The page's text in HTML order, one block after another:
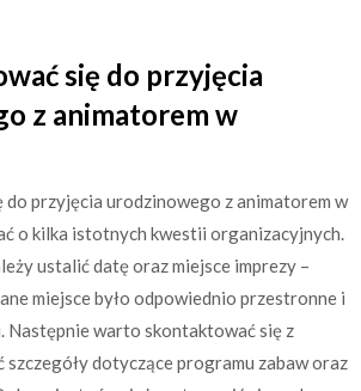
się do przyjęcia
z animatorem w
przyjęcia urodzinowego z animatorem w
o kilka istotnych kwestii organizacyjnych.
ustalić datę oraz miejsce imprezy –
miejsce było odpowiednio przestronne i
Następnie warto skontaktować się z
szczegóły dotyczące programu zabaw oraz